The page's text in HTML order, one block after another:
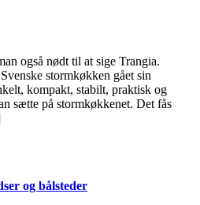
også nødt til at sige Trangia.
stormkøkken gået sin
kompakt, stabilt, praktisk og
sætte på stormkøkkenet. Det fås
og bålsteder